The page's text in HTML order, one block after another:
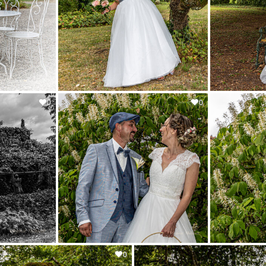
0 0
0